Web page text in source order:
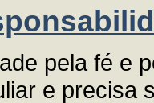
pela fé e
e precisa